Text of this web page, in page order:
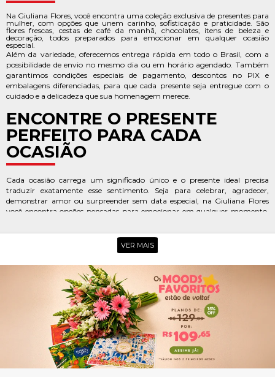
Na Giuliana Flores, você encontra uma coleção exclusiva de presentes para
mulher, com opções que unem carinho, sofisticação e praticidade. São
flores frescas, cestas de café da manhã, chocolates, itens de beleza e
decoração, todos preparados para emocionar em qualquer ocasião
especial.
Além da variedade, oferecemos entrega rápida em todo o Brasil, com a
possibilidade de envio no mesmo dia ou em horário agendado. Também
garantimos condições especiais de pagamento, descontos no PIX e
embalagens diferenciadas, para que cada presente seja entregue com o
cuidado e a delicadeza que sua homenagem merece.
ENCONTRE O PRESENTE
PERFEITO PARA CADA
OCASIÃO
Cada ocasião carrega um significado único e o presente ideal precisa
traduzir exatamente esse sentimento. Seja para celebrar, agradecer,
demonstrar amor ou surpreender sem data especial, na Giuliana Flores
você encontra opções pensadas para emocionar em qualquer momento.
ANIVERSÁRIO
Surpreender com opresente de aniversárioé demonstrar o quanto aquela
mulher é especial na sua vida. Escolha entre flores exuberantes, cestas
completas, chocolates e combinações criativas que tornam o dia ainda
mais marcante e cheio de carinho.
DIA DAS MÃES
Dia das Mães, cada detalhe importa. Encante com flores delicadas,
cestas sofisticadas e presentes que expressem toda a gratidão e amor por
VER MAIS